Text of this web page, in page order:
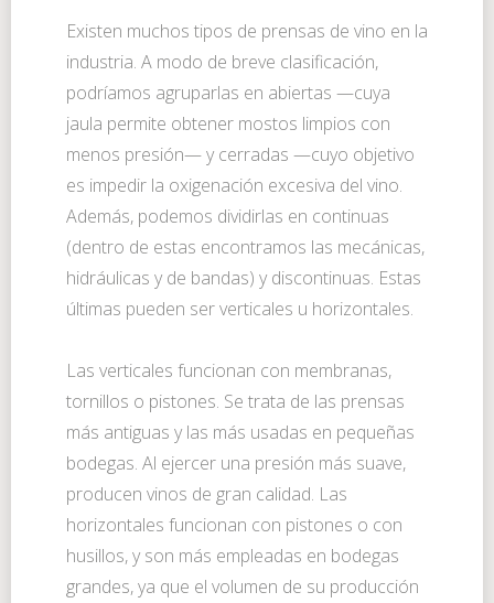
Existen muchos tipos de prensas de vino en la
industria. A modo de breve clasificación,
podríamos agruparlas en abiertas —cuya
jaula permite obtener mostos limpios con
menos presión— y cerradas —cuyo objetivo
es impedir la oxigenación excesiva del vino.
Además, podemos dividirlas en continuas
(dentro de estas encontramos las mecánicas,
hidráulicas y de bandas) y discontinuas. Estas
últimas pueden ser verticales u horizontales.
Las verticales funcionan con membranas,
tornillos o pistones. Se trata de las prensas
más antiguas y las más usadas en pequeñas
bodegas. Al ejercer una presión más suave,
producen vinos de gran calidad. Las
horizontales funcionan con pistones o con
husillos, y son más empleadas en bodegas
grandes, ya que el volumen de su producción